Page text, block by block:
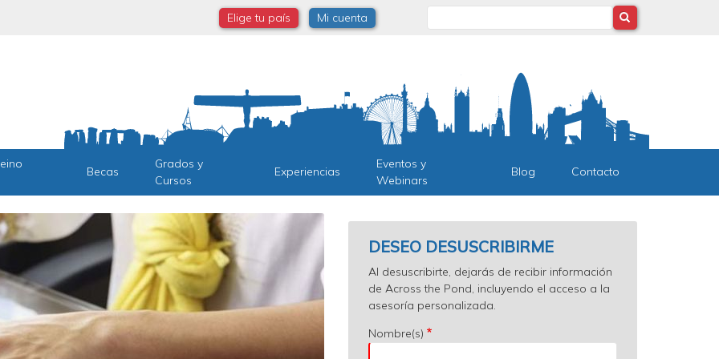
Elige tu país Mi cuenta
Becas
Grados y
Cursos
Experiencias
Eventos y
Webinars
Blog Contacto
DESEO DESUSCRIBIRME
Al desuscribirte, dejarás de recibir información
de Across the Pond, incluyendo el acceso a la
asesoría personalizada.
Nombre(s)